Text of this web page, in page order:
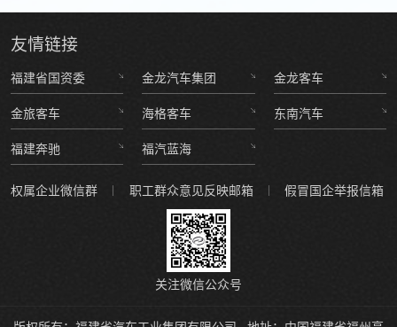
友情链接
福建省国资委 金龙汽车集团 金龙客车
金旅客车 海格客车 东南汽车
福建奔驰 福汽蓝海
权属企业微信群 职工群众意见反映邮箱 假冒国企举报信箱
关注微信公众号